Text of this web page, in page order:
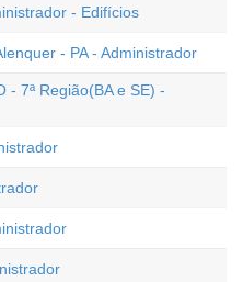
- Edifícios
- PA - Administrador
- 7ª Região(BA e SE) -